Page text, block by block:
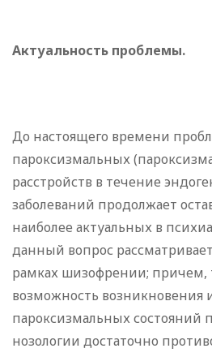
Актуальность проблемы.
До настоящего времени
пароксизмальных
расстройств в течение
заболеваний продолжает
наиболее актуальных в
данный вопрос
рамках шизофрении; причем,
возможность возникновения
пароксизмальных состояний
нозологии достаточно